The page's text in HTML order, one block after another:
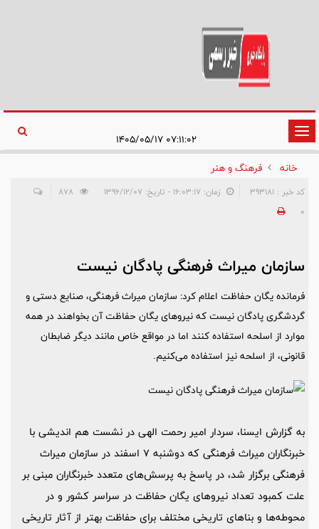
تغییر
وضعیت
ناوبری
خانه
فرهنگ و هنر
کد خبر : 393181 زمان: ۱۶:۰۳:۱۷ - تاریخ: ۱۳۹۶/۱۲/۰۷
0
سازمان میراث فرهنگی پادگان نیست
فرمانده یگان حفاظت اعلام کرد: سازمان میراث فرهنگی، صنایع دستی و
گردشگری پادگان نیست که نیروهای یگان حفاظت آن بخواهند در همه
موارد از اسلحه استفاده کنند اما در مواقع خاص مانند دیگر ضابطان
قانونی، از اسلحه نیز استفاده می‌کنیم.
به گزارش ایسنا، سردار امیر رحمت الهی در نشست هم اندیشی با
خبرنگاران میراث فرهنگی که دوشنبه ۷ اسفند در سازمان میراث
فرهنگی برگزار شد، در پاسخ به پرسش‌های متعدد خبرنگاران مبنی بر
علت کمبود تعداد نیروهای یگان حفاظت در سراسر کشور و در
محوطه‌ها و بناهای تاریخی مختلف برای حفاظت بهتر از آثار تاریخی